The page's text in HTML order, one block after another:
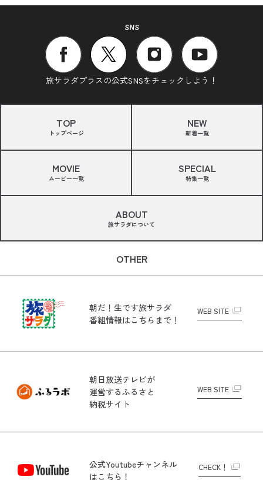
SNS
旅サラダプラスの公式SNSをチェックしよう！
TOP
トップページ
NEW
新着一覧
MOVIE
ムービー一覧
SPECIAL
特集一覧
ABOUT
旅サラダについて
OTHER
朝だ！生です旅サラダ
番組情報はこちらまで！
WEB SITE
朝日放送テレビが
運営するふるさと
納税サイト
WEB SITE
公式Youtubeチャンネル
はこちら！
CHECK！